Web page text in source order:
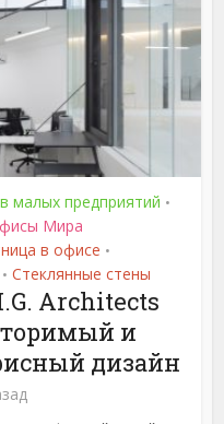
малых предприятий •
Мира
в офисе •
• Стеклянные стены
Architects
и
дизайн